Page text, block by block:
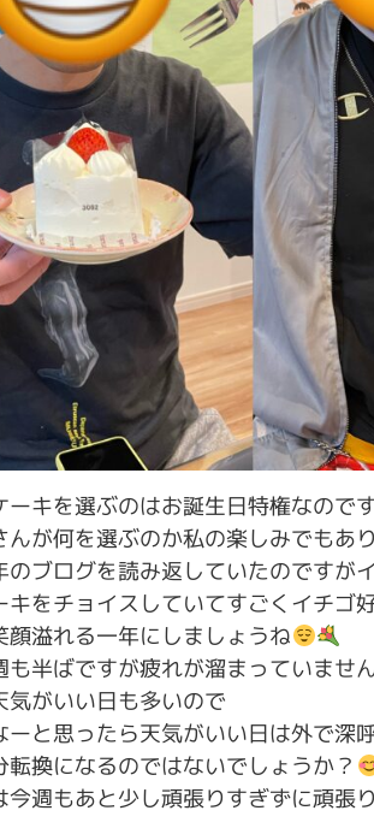
ーキを選ぶのはお誕生日特権なので
んが何を選ぶのか私の楽しみでもあ
のブログを読み返していたのですが
キをチョイスしていてすごくイチゴ
顔溢れる一年にしましょうね
も半ばですが疲れが溜まっていませ
気がいい日も多いので
ーと思ったら天気がいい日は外で深
転換になるのではないでしょうか？
今週もあと少し頑張りすぎずに頑張